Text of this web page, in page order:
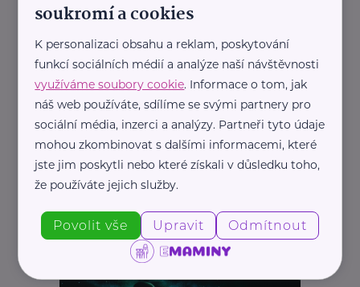
soukromí a cookies
K personalizaci obsahu a reklam, poskytování
funkcí sociálních médií a analýze naší návštěvnosti
využíváme soubory cookie. Informace o tom, jak
náš web používáte, sdílíme se svými partnery pro
sociální média, inzerci a analýzy. Partneři tyto údaje
mohou zkombinovat s dalšími informacemi, které
jste jim poskytli nebo které získali v důsledku toho,
že používáte jejich služby.
Povolit vše Upravit Odmítnout